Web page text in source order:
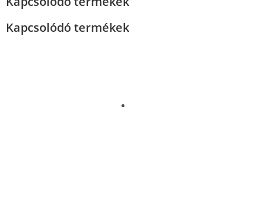
Kapcsolódó termékek